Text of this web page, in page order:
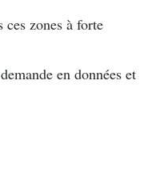
zones à forte
en données et